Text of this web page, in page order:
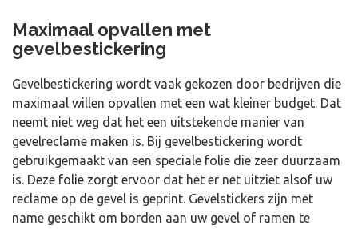
Maximaal opvallen met
gevelbestickering
Gevelbestickering wordt vaak gekozen door bedrijven die
maximaal willen opvallen met een wat kleiner budget. Dat
neemt niet weg dat het een uitstekende manier van
gevelreclame maken is. Bij gevelbestickering wordt
gebruikgemaakt van een speciale folie die zeer duurzaam
is. Deze folie zorgt ervoor dat het er net uitziet alsof uw
reclame op de gevel is geprint. Gevelstickers zijn met
name geschikt om borden aan uw gevel of ramen te